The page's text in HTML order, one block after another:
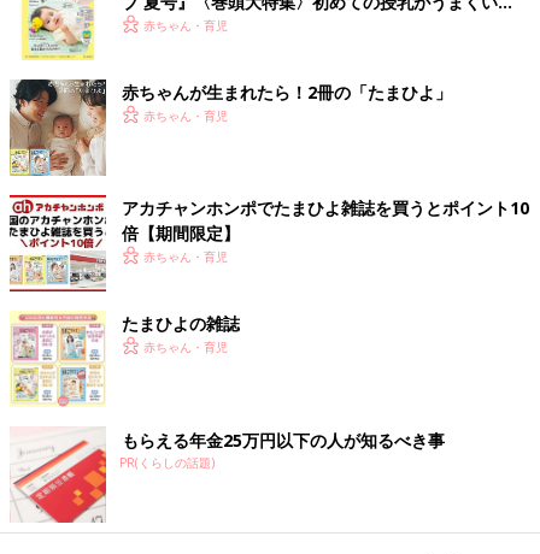
く！ おっぱい・ミルクの基本と夏のトラブル 解決テ
赤ちゃん・育児
赤ちゃんが生まれたら！2冊の「たまひよ」
赤ちゃん・育児
アカチャンホンポでたまひよ雑誌を買うとポイント10
倍【期間限定】
赤ちゃん・育児
たまひよの雑誌
赤ちゃん・育児
もらえる年金25万円以下の人が知るべき事
PR(くらしの話題)